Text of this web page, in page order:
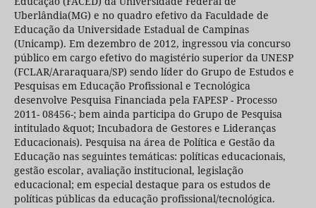
Uberlândia(MG) e no quadro efetivo da Faculdade de
Educação da Universidade Estadual de Campinas
(Unicamp). Em dezembro de 2012, ingressou via concurso
público em cargo efetivo do magistério superior da UNESP
(FCLAR/Araraquara/SP) sendo líder do Grupo de Estudos e
Pesquisas em Educação Profissional e Tecnológica
desenvolve Pesquisa Financiada pela FAPESP - Processo
2011- 08456-; bem ainda participa do Grupo de Pesquisa
intitulado &quot; Incubadora de Gestores e Lideranças
Educacionais). Pesquisa na área de Política e Gestão da
Educação nas seguintes temáticas: políticas educacionais,
gestão escolar, avaliação institucional, legislação
educacional; em especial destaque para os estudos de
políticas públicas da educação profissional/tecnológica.